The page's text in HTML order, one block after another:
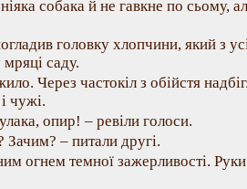
собака й не гавкне по сьому,
головку хлопчини, який з
мряці саду.
Через частокіл з обійстя
чужі.
опир! – ревіли голоси.
Зачим? – питали другі.
огнем темної зажерливості.